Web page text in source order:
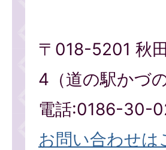
〒018-5201 秋
4（道の駅かづ
電話:0186-30-
お問い合わせは